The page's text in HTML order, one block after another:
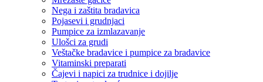
Nega i zaštita bradavica
Pojasevi i grudnjaci
Pumpice za izmlazavanje
Ulošci za grudi
Veštačke bradavice i pumpice za bradavice
Vitaminski preparati
Čajevi i napici za trudnice i dojilje